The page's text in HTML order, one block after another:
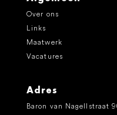
Over ons
Links
Maatwerk
Vacatures
Adres
Baron van Nagellstraat